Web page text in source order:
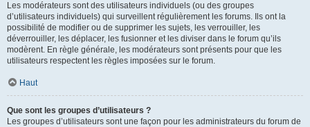
Les modérateurs sont des utilisateurs individuels (ou des groupes
d’utilisateurs individuels) qui surveillent régulièrement les forums. Ils ont la
possibilité de modifier ou de supprimer les sujets, les verrouiller, les
déverrouiller, les déplacer, les fusionner et les diviser dans le forum qu’ils
modèrent. En règle générale, les modérateurs sont présents pour que les
utilisateurs respectent les règles imposées sur le forum.
Haut
Que sont les groupes d’utilisateurs ?
Les groupes d’utilisateurs sont une façon pour les administrateurs du forum de